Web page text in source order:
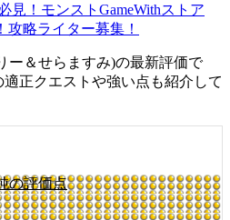
見！モンストGameWithストア
略ライター募集！
ー＆せらますみ)の最新評価で
正クエストや強い点も紹介して
の評価点